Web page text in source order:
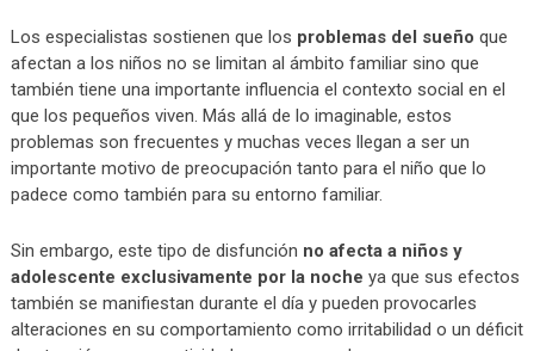
Los especialistas sostienen que los problemas del sueño que
afectan a los niños no se limitan al ámbito familiar sino que
también tiene una importante influencia el contexto social en el
que los pequeños viven. Más allá de lo imaginable, estos
problemas son frecuentes y muchas veces llegan a ser un
importante motivo de preocupación tanto para el niño que lo
padece como también para su entorno familiar.
Sin embargo, este tipo de disfunción no afecta a niños y
adolescente exclusivamente por la noche ya que sus efectos
también se manifiestan durante el día y pueden provocarles
alteraciones en su comportamiento como irritabilidad o un déficit